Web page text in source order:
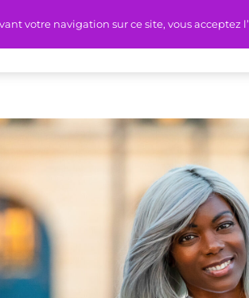
votre navigation sur ce site, vous